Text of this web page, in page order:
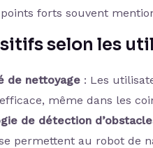
forts souvent
selon les
de nettoyage : Les
même dans les
de détection
permettent au robot de